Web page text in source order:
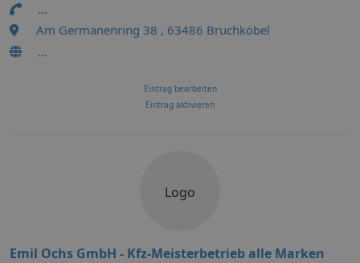
...
Am Germanenring 38 , 63486 Bruchköbel
...
Eintrag bearbeiten
Eintrag aktivieren
Logo
Emil Ochs GmbH - Kfz-Meisterbetrieb alle Marken